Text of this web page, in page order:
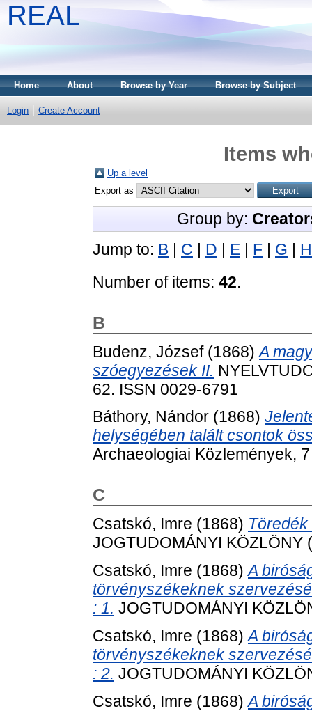
REAL
Home About Browse by Year Browse by Subject
Login Create Account
Items
Up a level
Export as
Group by:
Jump to: B | C | D | E | F | G | H
Number of items: 42.
B
Budenz, József(1868)A
szóegyezések II.
62. ISSN 0029-6791
Báthory, Nándor (1868)
helységében talált csontok
Archaeologiai Közlemények,
C
Csatskó, Imre (1868)
JOGTUDOMÁNYI KÖZLÖNY
Csatskó, Imre (1868)A
törvényszékeknek
: 1. JOGTUDOMÁNYI
Csatskó, Imre (1868)A
törvényszékeknek
: 2. JOGTUDOMÁNYI
Csatskó, Imre (1868)A